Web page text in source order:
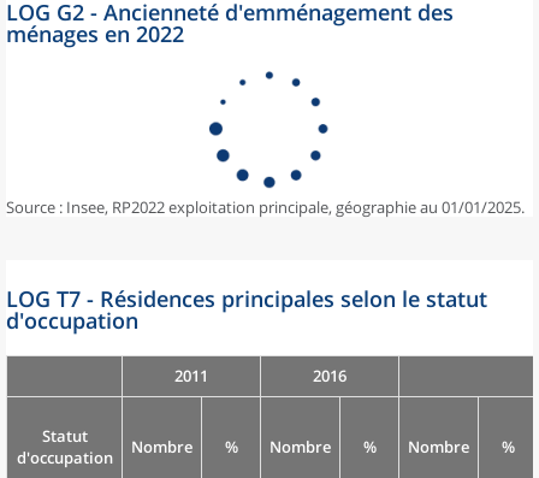
LOG G2 - Ancienneté d'emménagement des
ménages en 2022
Source : Insee, RP2022 exploitation principale, géographie au 01/01/2025.
LOG T7 - Résidences principales selon le statut
d'occupation
2011 2016
Statut
d'occupation
Nombre % Nombre % Nombre %